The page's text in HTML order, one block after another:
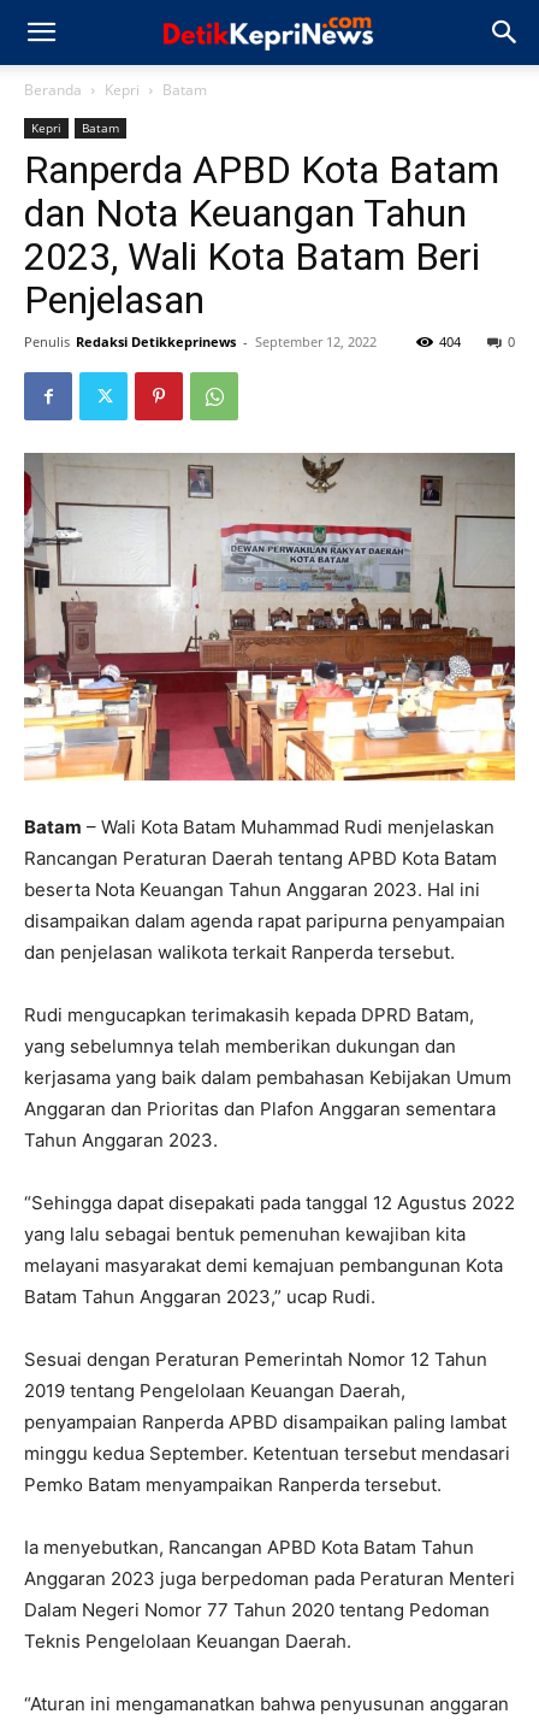
Beranda Kepri Batam
Kepri Batam
Ranperda APBD Kota Batam
dan Nota Keuangan Tahun
2023, Wali Kota Batam Beri
Penjelasan
Penulis Redaksi Detikkeprinews - September 12, 2022 0
404
Batam – Wali Kota Batam Muhammad Rudi menjelaskan
Rancangan Peraturan Daerah tentang APBD Kota Batam
beserta Nota Keuangan Tahun Anggaran 2023. Hal ini
disampaikan dalam agenda rapat paripurna penyampaian
dan penjelasan walikota terkait Ranperda tersebut.
Rudi mengucapkan terimakasih kepada DPRD Batam,
yang sebelumnya telah memberikan dukungan dan
kerjasama yang baik dalam pembahasan Kebijakan Umum
Anggaran dan Prioritas dan Plafon Anggaran sementara
Tahun Anggaran 2023.
“Sehingga dapat disepakati pada tanggal 12 Agustus 2022
yang lalu sebagai bentuk pemenuhan kewajiban kita
melayani masyarakat demi kemajuan pembangunan Kota
Batam Tahun Anggaran 2023,” ucap Rudi.
Sesuai dengan Peraturan Pemerintah Nomor 12 Tahun
2019 tentang Pengelolaan Keuangan Daerah,
penyampaian Ranperda APBD disampaikan paling lambat
minggu kedua September. Ketentuan tersebut mendasari
Pemko Batam menyampaikan Ranperda tersebut.
Ia menyebutkan, Rancangan APBD Kota Batam Tahun
Anggaran 2023 juga berpedoman pada Peraturan Menteri
Dalam Negeri Nomor 77 Tahun 2020 tentang Pedoman
Teknis Pengelolaan Keuangan Daerah.
“Aturan ini mengamanatkan bahwa penyusunan anggaran